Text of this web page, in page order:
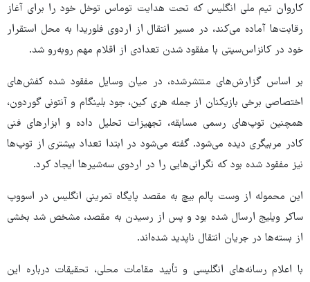
کاروان تیم ملی انگلیس که تحت هدایت توماس توخل خود را برای آغاز
رقابت‌ها آماده می‌کند، در مسیر انتقال از اردوی فلوریدا به محل استقرار
خود در کانزاس‌سیتی با مفقود شدن تعدادی از اقلام مهم روبه‌رو شد.
بر اساس گزارش‌های منتشرشده، در میان وسایل مفقود شده کفش‌های
اختصاصی برخی بازیکنان از جمله هری کین، جود بلینگام و آنتونی گوردون،
همچنین توپ‌های رسمی مسابقه، تجهیزات تحلیل داده و ابزارهای فنی
کادر مربیگری دیده می‌شود. گفته می‌شود در ابتدا تعداد بیشتری از توپ‌ها
نیز مفقود شده بود که نگرانی‌هایی را در اردوی سه‌شیرها ایجاد کرد.
این محموله از وست پالم بیچ به مقصد پایگاه تمرینی انگلیس در اسووپ
ساکر ویلیج ارسال شده بود و پس از رسیدن به مقصد، مشخص شد بخشی
از بسته‌ها در جریان انتقال ناپدید شده‌اند.
با اعلام رسانه‌های انگلیسی و تأیید مقامات محلی، تحقیقات درباره این